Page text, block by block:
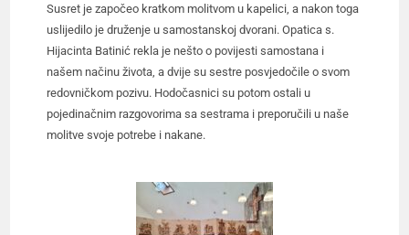
Susret je započeo kratkom molitvom u kapelici, a nakon toga
uslijedilo je druženje u samostanskoj dvorani. Opatica s.
Hijacinta Batinić rekla je nešto o povijesti samostana i
našem načinu života, a dvije su sestre posvjedočile o svom
redovničkom pozivu. Hodočasnici su potom ostali u
pojedinačnim razgovorima sa sestrama i preporučili u naše
molitve svoje potrebe i nakane.